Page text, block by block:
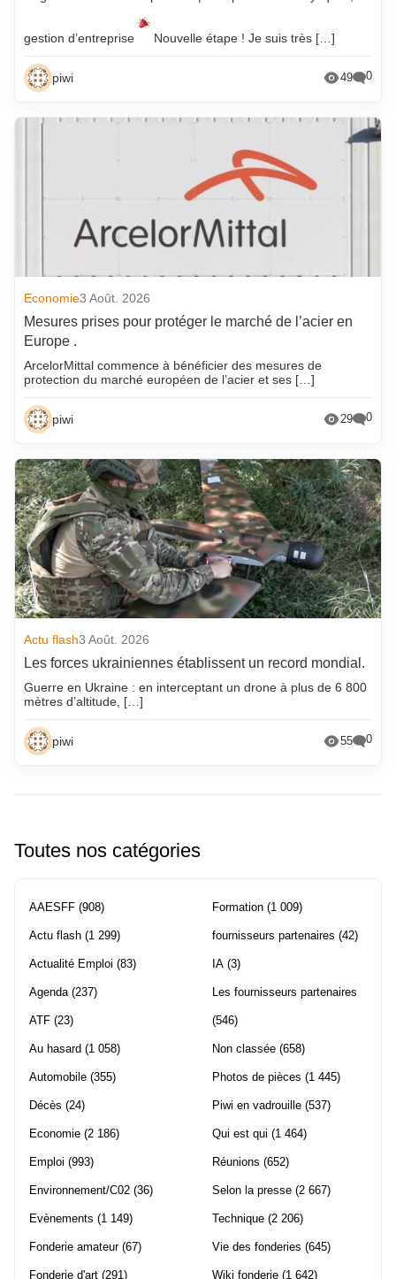
gestion d’entreprise Nouvelle étape ! Je suis très […]
piwi 49 0
Economie3 Août. 2026
Mesures prises pour protéger le marché de l’acier en
Europe .
ArcelorMittal commence à bénéficier des mesures de
protection du marché européen de l’acier et ses […]
piwi 29 0
Actu flash3 Août. 2026
Les forces ukrainiennes établissent un record mondial.
Guerre en Ukraine : en interceptant un drone à plus de 6 800
mètres d’altitude, […]
piwi 55 0
Toutes nos catégories
AAESFF (908)
Actu flash (1 299)
Actualité Emploi (83)
Agenda (237)
ATF (23)
Au hasard (1 058)
Automobile (355)
Décès (24)
Economie (2 186)
Emploi (993)
Environnement/C02 (36)
Evènements (1 149)
Fonderie amateur(67)
Fonderie d'art (291)
Formation (1 009)
fournisseurs partenaires (42)
IA (3)
Les fournisseurs partenaires
(546)
Non classée (658)
Photos de pièces (1 445)
Piwi en vadrouille (537)
Qui est qui (1 464)
Réunions (652)
Selon la presse (2 667)
Technique (2 206)
Vie des fonderies (645)
Wiki fonderie (1 642)